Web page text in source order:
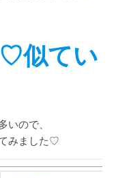
似てい
ので、
みました♡